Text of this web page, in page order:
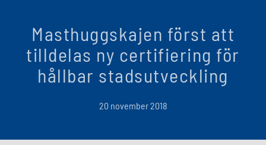
Masthuggskajen först att
tilldelas ny certifiering för
hållbar stadsutveckling
20 november 2018